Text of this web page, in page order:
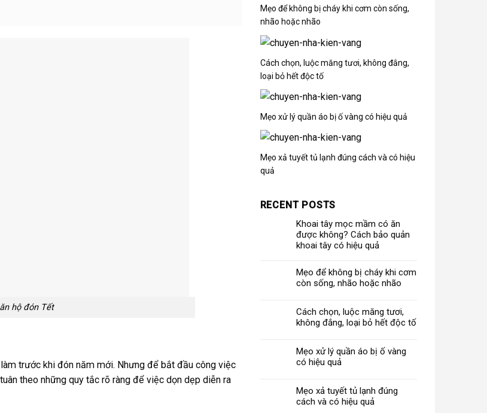
hộ đón Tết
trước khi đón năm mới. Nhưng để bắt đầu công việc
theo những quy tắc rõ ràng để việc dọn dẹp diễn ra
Mẹo để không bị cháy khi cơm còn sống,
nhão hoặc nhão
Cách chọn, luộc măng tươi, không đắng,
loại bỏ hết độc tố
Mẹo xử lý quần áo bị ố vàng có hiệu quả
Mẹo xả tuyết tủ lạnh đúng cách và có hiệu
quả
RECENT POSTS
Khoai tây mọc mầm có ăn
được không? Cách bảo quản
khoai tây có hiệu quả
Mẹo để không bị cháy khi cơm
còn sống, nhão hoặc nhão
Cách chọn, luộc măng tươi,
không đắng, loại bỏ hết độc tố
Mẹo xử lý quần áo bị ố vàng
có hiệu quả
Mẹo xả tuyết tủ lạnh đúng
cách và có hiệu quả